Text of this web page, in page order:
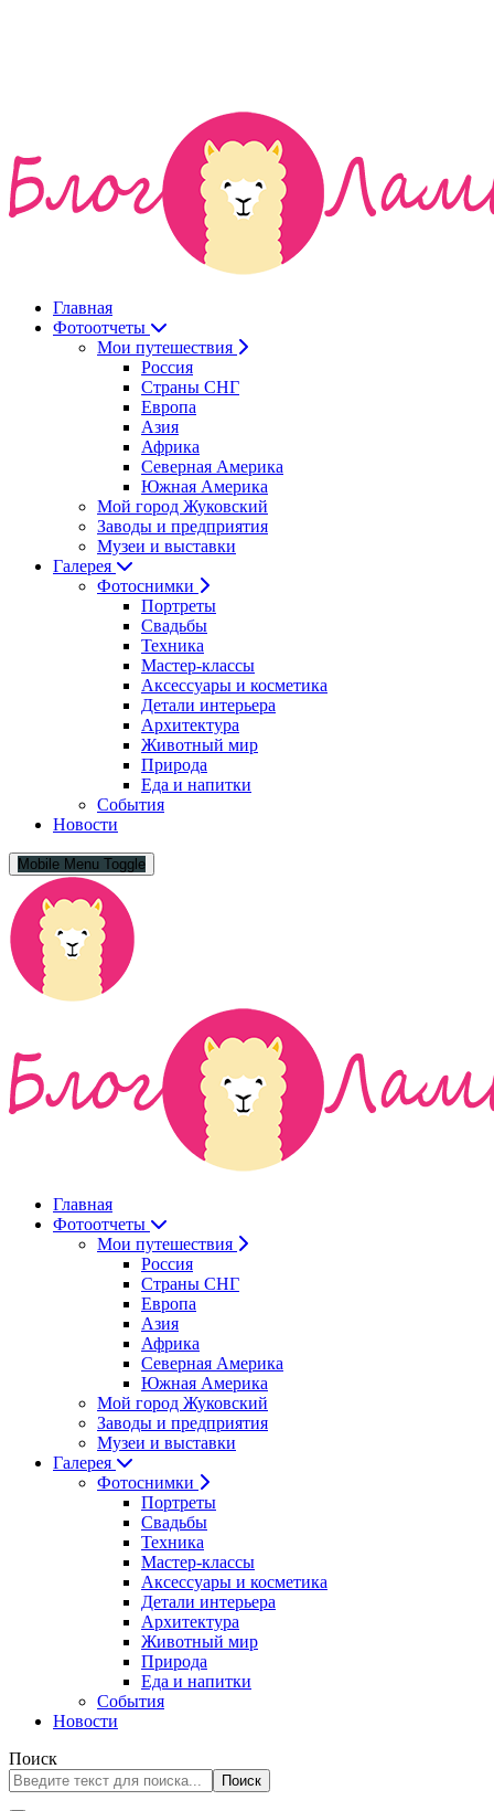
Главная
Фотоотчеты
Мои путешествия
Россия
Страны СНГ
Европа
Азия
Африка
Северная Америка
Южная Америка
Мой город Жуковский
Заводы и предприятия
Музеи и выставки
Галерея
Фотоснимки
Портреты
Свадьбы
Техника
Мастер-классы
Аксессуары и косметика
Детали интерьера
Архитектура
Животный мир
Природа
Еда и напитки
События
Новости
Mobile Menu Toggle
Главная
Фотоотчеты
Мои путешествия
Россия
Страны СНГ
Европа
Азия
Африка
Северная Америка
Южная Америка
Мой город Жуковский
Заводы и предприятия
Музеи и выставки
Галерея
Фотоснимки
Портреты
Свадьбы
Техника
Мастер-классы
Аксессуары и косметика
Детали интерьера
Архитектура
Животный мир
Природа
Еда и напитки
События
Новости
Поиск
Поиск